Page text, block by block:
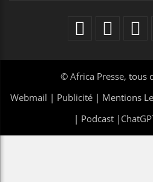
© Africa Presse, tous
Webmail | Publicité | Mentions
| Podcast|